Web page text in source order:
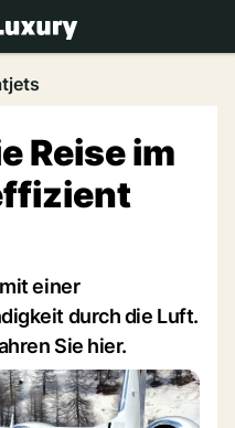
Reise im
einer
durch die Luft.
Sie hier.